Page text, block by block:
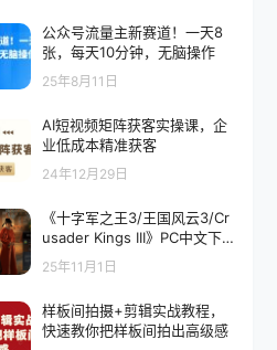
公众号流量主新赛道！一天8
张，每天10分钟，无脑操作
25年8月11日
AI短视频矩阵获客实操课，企
业低成本精准获客
24年12月29日
《十字军之王3/王国风云3/Cr
usader Kings III》PC中文下
载【v1.18.0.1|集成全DLC】
【含最新DLC溥天之下】
25年11月1日
样板间拍摄+剪辑实战教程，
快速教你把样板间拍出高级感